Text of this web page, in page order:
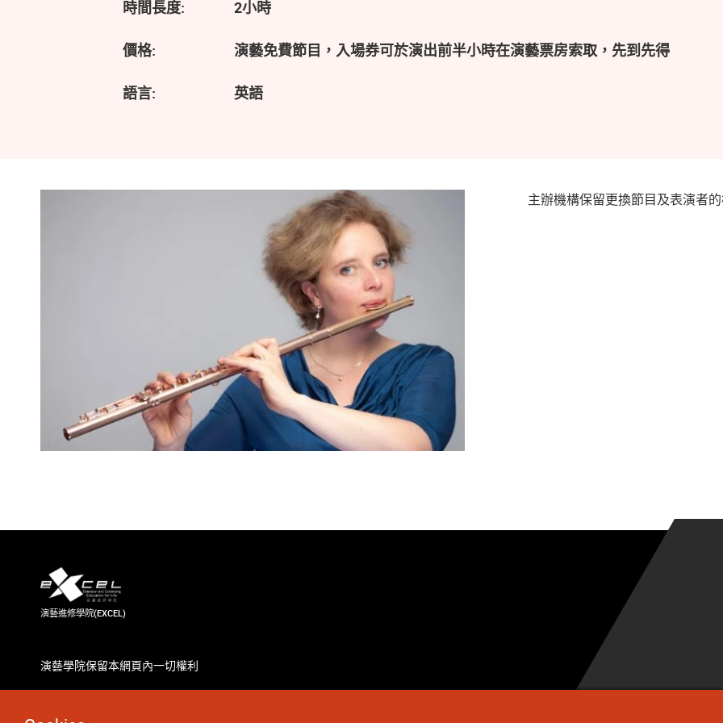
時間長度: 2小時
價格: 演藝免費節目，入場券可於演出前半小時在演藝票房索取，先到先得
語言: 英語
主辦機構保留更換節目及表演者
演藝進修學院(EXCEL)
演藝學院保留本網頁內一切權利